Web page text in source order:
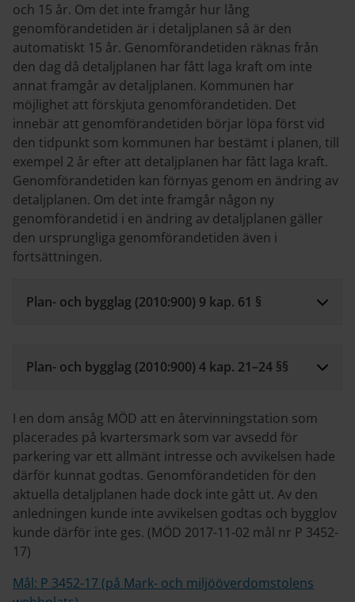
och 15 år. Om det inte framgår hur lång
genomförandetiden är i detaljplanen så är den
automatiskt 15 år. Genomförandetiden räknas från
den dag då detaljplanen har fått laga kraft om inte
annat framgår av detaljplanen. Kommunen har
möjlighet att förskjuta genomförandetiden. Det
innebär att genomförandetiden börjar löpa först vid
den tidpunkt som kommunen har bestämt i planen, till
exempel 2 år efter att detaljplanen har fått laga kraft.
Genomförandetiden kan förnyas genom en ändring av
detaljplanen. Om det inte framgår någon ny
genomförandetid i en ändring av detaljplanen gäller
den ursprungliga genomförandetiden även i
fortsättningen.
Plan- och bygglag (2010:900) 9 kap. 61 §
Plan- och bygglag (2010:900) 4 kap. 21–24 §§
I en dom ansåg MÖD att en återvinningstation som
placerades på kvartersmark som var avsedd för
parkering var ett allmänt intresse och avvikelsen hade
därför kunnat godtas. Genomförandetiden för den
aktuella detaljplanen hade dock inte gått ut. Av den
anledningen kunde inte avvikelsen godtas och bygglov
kunde därför inte ges. (MÖD 2017-11-02 mål nr P 3452-
17)
Mål: P 3452-17 (på Mark- och miljööverdomstolens